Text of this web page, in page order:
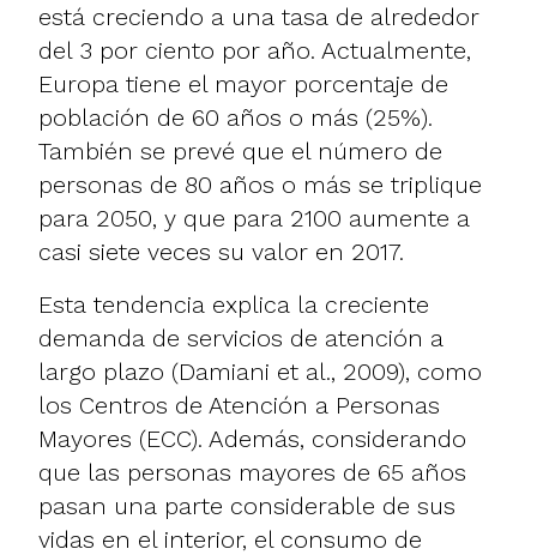
está creciendo a una tasa de alrededor
del 3 por ciento por año. Actualmente,
Europa tiene el mayor porcentaje de
población de 60 años o más (25%).
También se prevé que el número de
personas de 80 años o más se triplique
para 2050, y que para 2100 aumente a
casi siete veces su valor en 2017.
Esta tendencia explica la creciente
demanda de servicios de atención a
largo plazo (Damiani et al., 2009), como
los Centros de Atención a Personas
Mayores (ECC). Además, considerando
que las personas mayores de 65 años
pasan una parte considerable de sus
vidas en el interior, el consumo de